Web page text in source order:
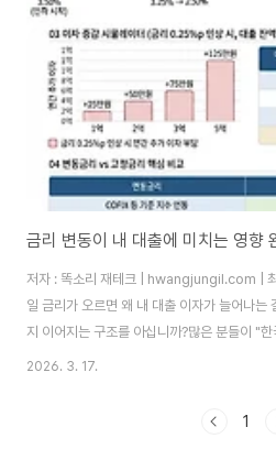
저자 : 똑소리 재테크 | hwangjungil.com |
일 금리가 오르면 왜 내 대출 이자가 늘어나는
지 이어지는 구조를 아십니까?많은 분들이 "
스를 보면서도 정작 자신의 대출에 어떤 영향
원회가 기준금리를 결정하면, 시중은행은 그
2026. 3. 17.
1